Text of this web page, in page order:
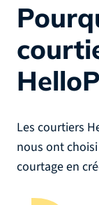
Les courtiers
nous ont
courtage en